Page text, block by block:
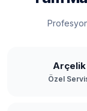
Arçelik
Özel